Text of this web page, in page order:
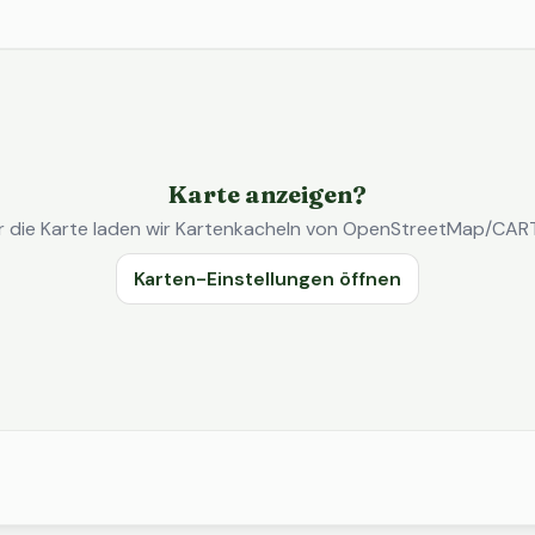
Karte anzeigen?
die Karte laden wir Kartenkacheln von OpenStreetMap/
Karten-Einstellungen öffnen